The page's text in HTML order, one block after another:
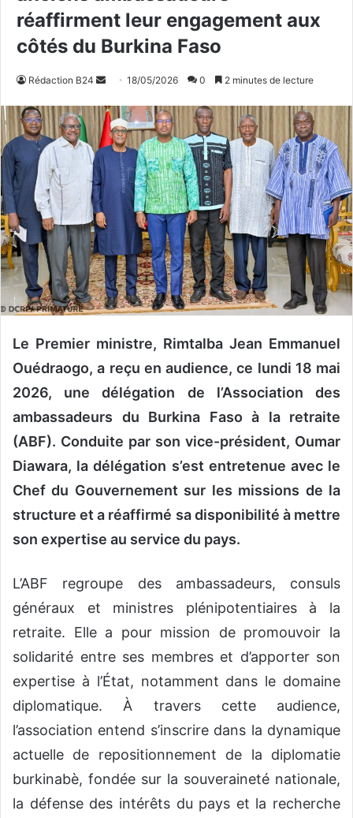
réaffirment leur engagement aux
côtés du Burkina Faso
Rédaction B24
v
o
n
c
o
u
r
i
e
18/05/2026 0 2 minutes de lecture
‎Le Premier ministre, Rimtalba Jean Emmanuel
Ouédraogo, a reçu en audience, ce lundi 18 mai
2026, une délégation de l’Association des
ambassadeurs du Burkina Faso à la retraite
(ABF). Conduite par son vice-président, Oumar
Diawara, la délégation s’est entretenue avec le
Chef du Gouvernement sur les missions de la
structure et a réaffirmé sa disponibilité à mettre
son expertise au service du pays.
‎L’ABF regroupe des ambassadeurs, consuls
généraux et ministres plénipotentiaires à la
retraite. Elle a pour mission de promouvoir la
solidarité entre ses membres et d’apporter son
expertise à l’État, notamment dans le domaine
diplomatique. À travers cette audience,
l’association entend s’inscrire dans la dynamique
actuelle de repositionnement de la diplomatie
burkinabè, fondée sur la souveraineté nationale,
la défense des intérêts du pays et la recherche